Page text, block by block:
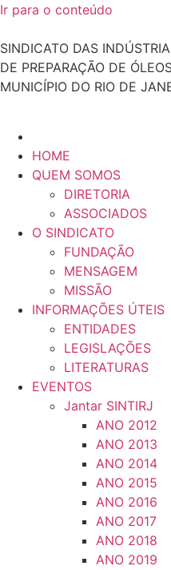
Ir para o conteúdo
SINDICATO DAS
DE PREPARAÇÃO DE
MUNICÍPIO DO RIO DE
HOME
QUEM SOMOS
DIRETORIA
ASSOCIADOS
O SINDICATO
FUNDAÇÃO
MENSAGEM
MISSÃO
INFORMAÇÕES ÚTEIS
ENTIDADES
LEGISLAÇÕES
LITERATURAS
EVENTOS
Jantar SINTIRJ
ANO 2012
ANO 2013
ANO 2014
ANO 2015
ANO 2016
ANO 2017
ANO 2018
ANO 2019